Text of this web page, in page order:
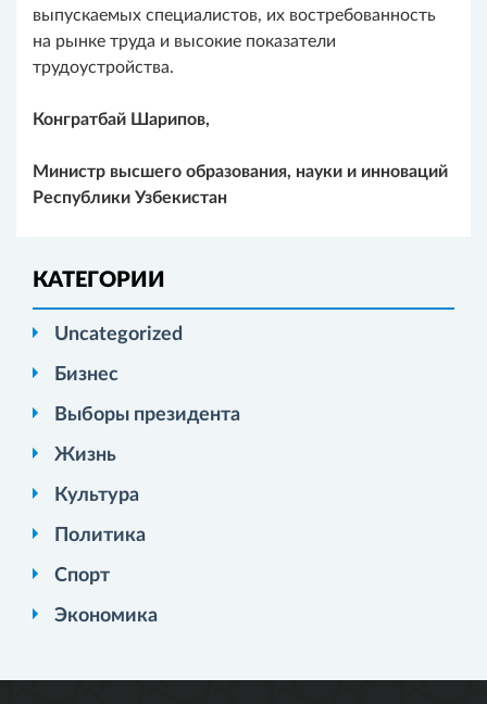
выпускаемых специалистов, их востребованность
на рынке труда и высокие показатели
трудоустройства.
Конгратбай Шарипов,
Министр высшего образования, науки и инноваций
Республики Узбекистан
КАТЕГОРИИ
Uncategorized
Бизнес
Выборы президента
Жизнь
Культура
Политика
Спорт
Экономика